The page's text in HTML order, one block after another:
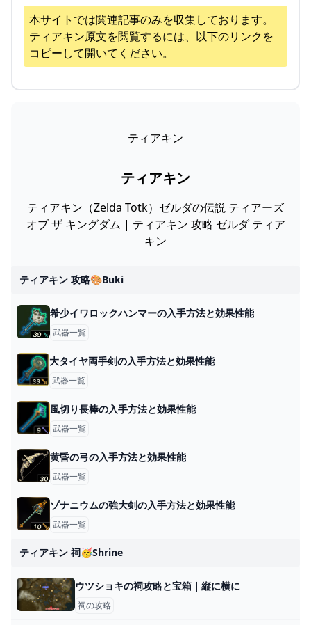
本サイトでは関連記事のみを収集しております。
ティアキン原文を閲覧するには、以下のリンクを
コピーして開いてください。
ティアキン
ティアキン
ティアキン（Zelda Totk）ゼルダの伝説 ティアーズ
オブ ザ キングダム | ティアキン 攻略 ゼルダ ティア
キン
ティアキン 攻略🎨buki
希少イワロックハンマーの入手方法と効果性能
武器一覧
大タイヤ両手剣の入手方法と効果性能
武器一覧
風切り長棒の入手方法と効果性能
武器一覧
黄昏の弓の入手方法と効果性能
武器一覧
ゾナニウムの強大剣の入手方法と効果性能
武器一覧
ティアキン 祠🥳shrine
ウツショキの祠攻略と宝箱｜縦に横に
祠の攻略